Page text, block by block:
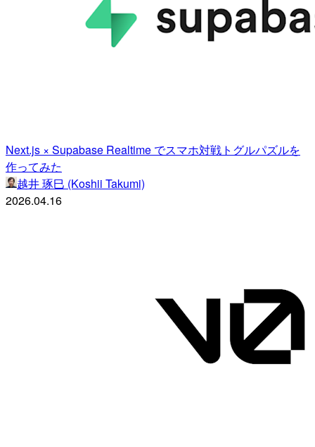
Next.js × Supabase Realtime でスマホ対戦トグルパズルを
作ってみた
越井 琢巳 (Koshii Takumi)
2026.04.16